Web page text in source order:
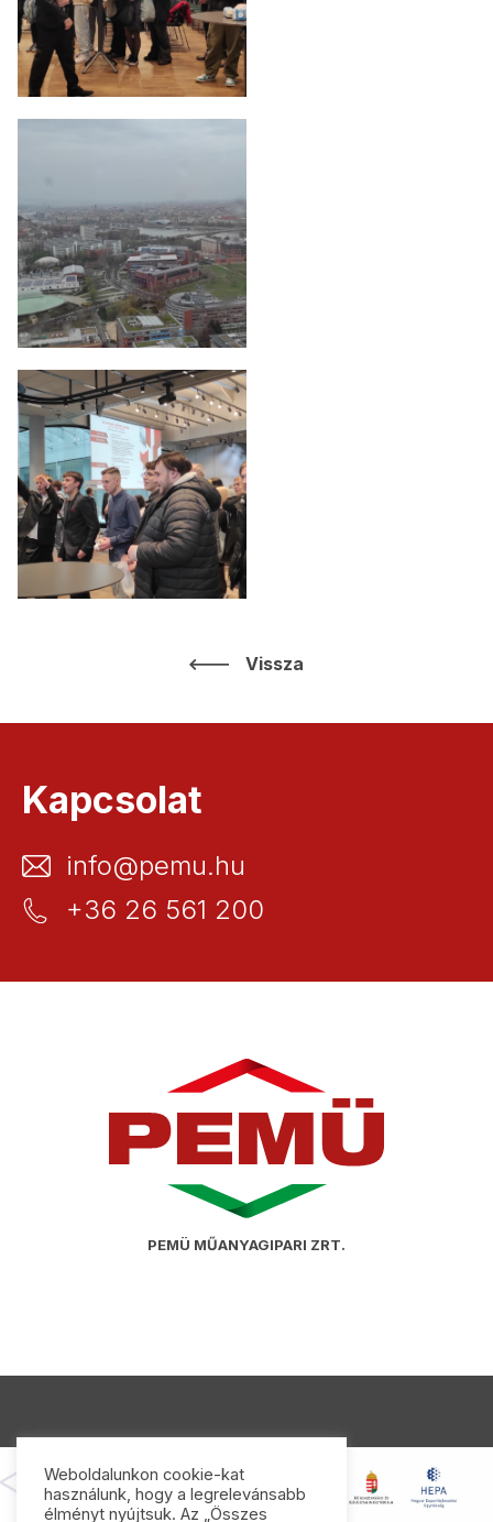
Vissza
Kapcsolat
info@pemu.hu
+36 26 561 200
PEMÜ MŰANYAGIPARI ZRT.
Weboldalunkon cookie-kat
használunk, hogy a legrelevánsabb
élményt nyújtsuk. Az „Összes